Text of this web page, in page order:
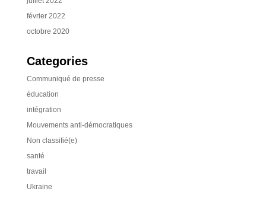
février 2022
octobre 2020
Categories
Communiqué de presse
éducation
intégration
Mouvements anti-démocratiques
Non classifié(e)
santé
travail
Ukraine